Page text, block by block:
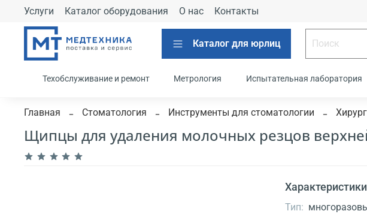
Услуги Каталог оборудования О нас Контакты
Каталог для юрлиц
Техобслуживание и ремонт Метрология Испытательная лаборатория
Главная Стоматология Инструменты для стоматологии
Щипцы для удаления молочных резцов
Характеристики
Тип: